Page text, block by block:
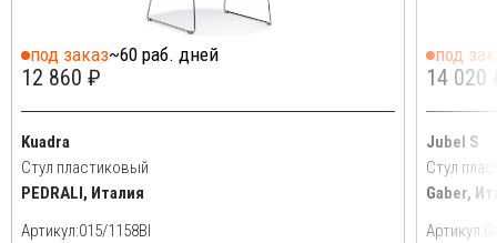
под заказ~60 раб. дней
12 860 ₽
Kuadra
Стул пластиковый
PEDRALI, Италия
Артикул:
под
14 020
Jubel S
Стул
Gaber,
Артикул: